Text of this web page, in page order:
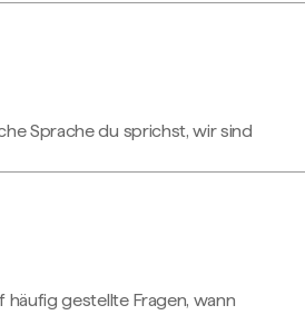
Sprache du sprichst, wir sind
häufig gestellte Fragen, wann